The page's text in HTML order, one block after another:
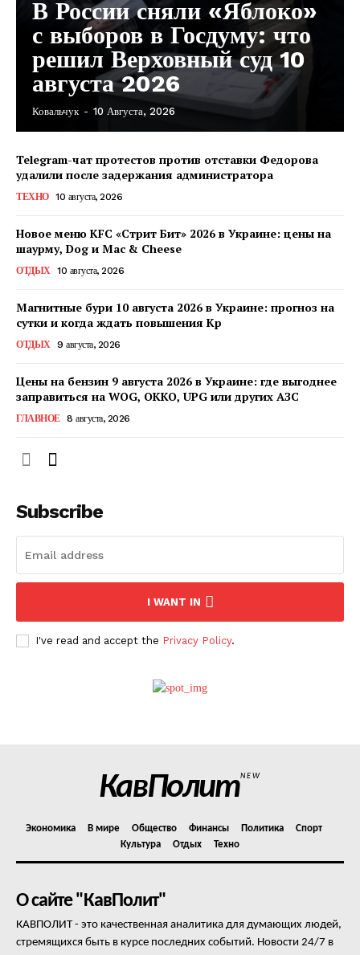
ПОДПИСАТЬСЯ СЕЙЧАС
О нас
Связаться с нами
Политика конфиденциальности
Отказ от ответственности
Подписка
Мой аккаунт
В России сняли «Яблоко»
с выборов в Госдуму: что
решил Верховный суд 10
августа 2026
Ковальчук - 10 Августа, 2026
Telegram-чат протестов против отставки Федорова
удалили после задержания администратора
ТЕХНО 10 августа, 2026
Новое меню KFC «Стрит Бит» 2026 в Украине: цены на
шаурму, Dog и Mac & Cheese
ОТДЫХ 10 августа, 2026
Магнитные бури 10 августа 2026 в Украине: прогноз на
сутки и когда ждать повышения Kp
ОТДЫХ 9 августа, 2026
Цены на бензин 9 августа 2026 в Украине: где выгоднее
заправиться на WOG, OKKO, UPG или других АЗС
ГЛАВНОЕ 8 августа, 2026
Subscribe
I WANT IN
I've read and accept the Privacy Policy.
КавПолитNEW
Экономика В мире Общество Финансы Политика
Спорт
Культура
Отдых Техно
О сайте "КавПолит"
КАВПОЛИТ - это качественная аналитика для думающих людей,
стремящихся быть в курсе последних событий. Новости 24/7 в